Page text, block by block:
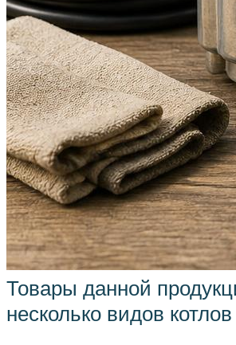
Товары данной
несколько видов котлов